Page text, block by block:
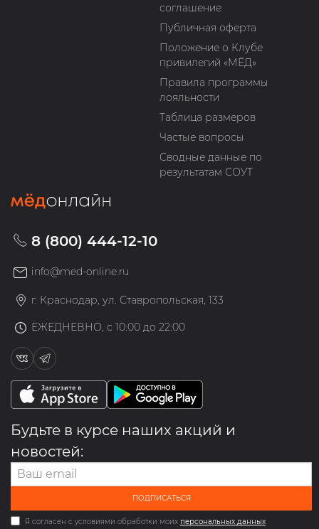
соглашение
Публичная оферта
Положение о Клубе
привилегий «МЁД»
Правила программы
лояльности
Таблица размеров
Частые вопросы
Сводные данные по
результатам СОУТ
8 (800) 444-12-10
info@med-online.ru
г. Краснодар, ул. Ставропольская, 133
ЕЖЕДНЕВНО, с 10:00 до 22:00
Будьте в курсе наших акций и
новостей:
ПОДПИСАТЬСЯ
Я согласен с условиями обработки моих персональных данных